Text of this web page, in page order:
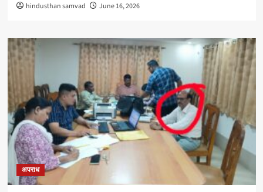
hindusthan samvad June 16, 2026
अपराध